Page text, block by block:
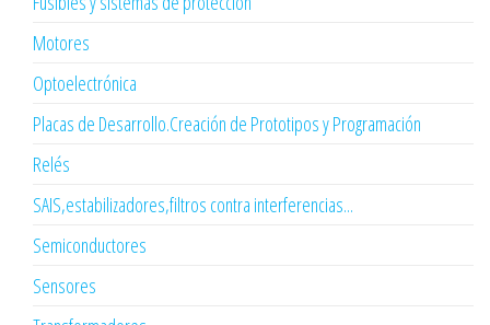
Motores
Optoelectrónica
Placas de Desarrollo.Creación de Prototipos y Programación
Relés
SAIS,estabilizadores,filtros contra interferencias...
Semiconductores
Sensores